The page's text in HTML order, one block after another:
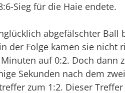
Sieg für die Haie endete.
abgefälschter Ball
der Folge kamen sie nicht
auf 0:2. Doch dann
Sekunden nach dem
zum 1:2. Dieser